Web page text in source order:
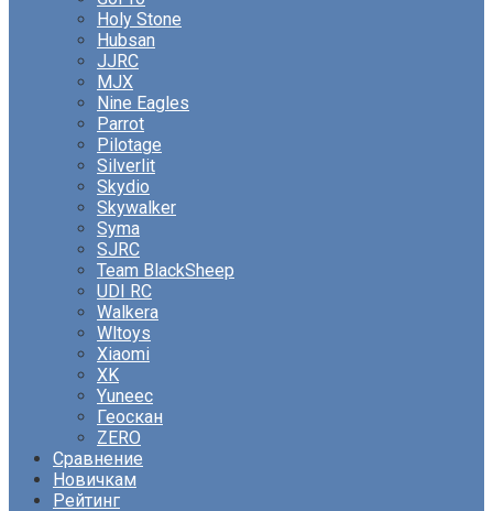
Holy Stone
Hubsan
JJRC
MJX
Nine Eagles
Parrot
Pilotage
Silverlit
Skydio
Skywalker
Syma
SJRC
Team BlackSheep
UDI RC
Walkera
Wltoys
Xiaomi
XK
Yuneec
Геоскан
ZERO
Сравнение
Новичкам
Рейтинг